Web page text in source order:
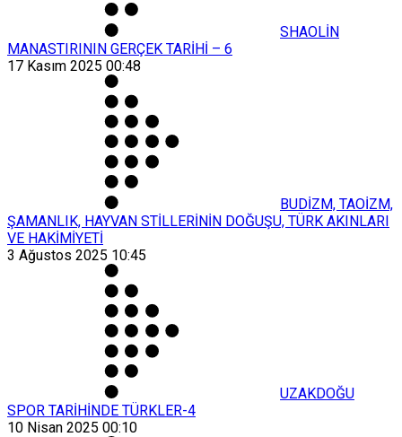
SHAOLİN
MANASTIRININ GERÇEK TARİHİ – 6
17 Kasım 2025 00:48
BUDİZM, TAOİZM,
ŞAMANLIK, HAYVAN STİLLERİNİN DOĞUŞU, TÜRK AKINLARI
VE HAKİMİYETİ
3 Ağustos 2025 10:45
UZAKDOĞU
SPOR TARİHİNDE TÜRKLER-4
10 Nisan 2025 00:10